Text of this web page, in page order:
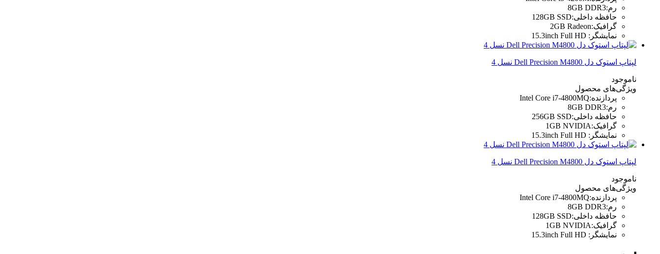
رم:
8GB DDR3
حافظه داخلی:
128GB SSD
گرافیک:
2GB Radeon
نمایشگر :
لپتاپ استوک دل Dell Precision M4800 نسل 4
ناموجود
ویژگی‌های محصول
پردازنده:
Intel Core i7-4800MQ
رم:
8GB DDR3
حافظه داخلی:
256GB SSD
گرافیک:
1GB NVIDIA
نمایشگر :
لپتاپ استوک دل Dell Precision M4800 نسل 4
ناموجود
ویژگی‌های محصول
پردازنده:
Intel Core i7-4800MQ
رم:
8GB DDR3
حافظه داخلی:
128GB SSD
گرافیک:
1GB NVIDIA
نمایشگر :